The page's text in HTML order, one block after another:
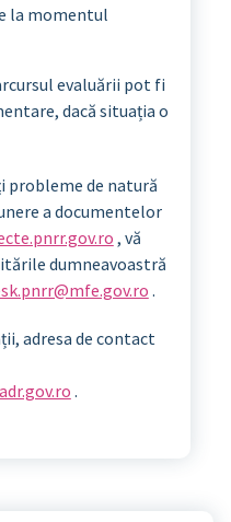
la momentul
evaluării pot fi
dacă situația o
probleme de natură
a documentelor
, vă
dumneavoastră
.
adresa de contact
.